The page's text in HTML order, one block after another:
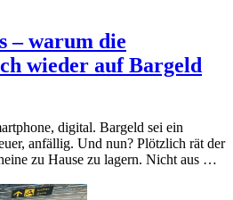
– warum die
wieder auf Bargeld
digital. Bargeld sei ein
anfällig. Und nun? Plötzlich rät der
zu Hause zu lagern. Nicht aus …